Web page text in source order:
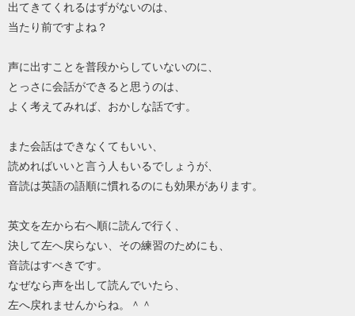
出てきてくれるはずがないのは、
当たり前ですよね？
声に出すことを普段からしていないのに、
とっさに会話ができると思うのは、
よく考えてみれば、おかしな話です。
また会話はできなくてもいい、
読めればいいと言う人もいるでしょうが、
音読は英語の語順に慣れるのにも効果があります。
英文を左から右へ順に読んで行く、
決して左へ戻らない、その練習のためにも、
音読はすべきです。
なぜなら声を出して読んでいたら、
左へ戻れませんからね。＾＾